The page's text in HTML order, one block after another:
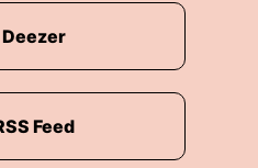
Deezer
Feed